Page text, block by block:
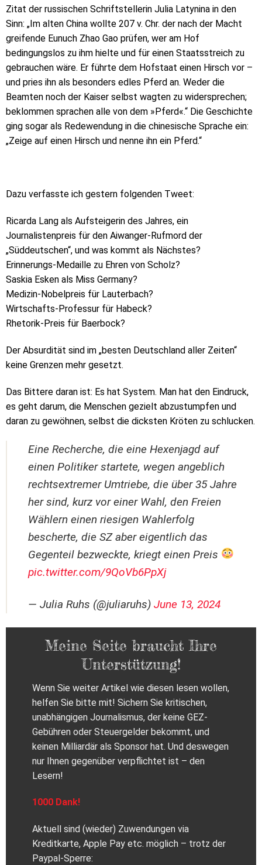
Zitat der russischen Schriftstellerin Julia Latynina in den
Sinn: „Im alten China wollte 207 v. Chr. der nach der Macht
greifende Eunuch Zhao Gao prüfen, wer am Hof
bedingungslos zu ihm hielte und für einen Staatsstreich zu
gebrauchen wäre. Er führte dem Hofstaat einen Hirsch vor –
und pries ihn als besonders edles Pferd an. Weder die
Beamten noch der Kaiser selbst wagten zu widersprechen;
beklommen sprachen alle von dem »Pferd«.“ Die Geschichte
ging sogar als Redewendung in die chinesische Sprache ein:
„Zeige auf einen Hirsch und nenne ihn ein Pferd.“
Dazu verfasste ich gestern folgenden Tweet:
Ricarda Lang als Aufsteigerin des Jahres, ein
Journalistenpreis für den Aiwanger-Rufmord der
„Süddeutschen“, und was kommt als Nächstes?
Erinnerungs-Medaille zu Ehren von Scholz?
Saskia Esken als Miss Germany?
Medizin-Nobelpreis für Lauterbach?
Wirtschafts-Professur für Habeck?
Rhetorik-Preis für Baerbock?
Der Absurdität sind im „besten Deutschland aller Zeiten“
keine Grenzen mehr gesetzt.
Das Bittere daran ist: Es hat System. Man hat den Eindruck,
es geht darum, die Menschen gezielt abzustumpfen und
daran zu gewöhnen, selbst die dicksten Kröten zu schlucken.
Eine Recherche, die eine Hexenjagd auf
einen Politiker startete, wegen angeblich
rechtsextremer Umtriebe, die über 35 Jahre
her sind, kurz vor einer Wahl, den Freien
Wählern einen riesigen Wahlerfolg
bescherte, die SZ aber eigentlich das
Gegenteil bezweckte, kriegt einen Preis
pic.twitter.com/9QoVb6PpXj
— Julia Ruhs (@juliaruhs) June 13, 2024
Meine Seite braucht Ihre
Unterstützung!
Wenn Sie weiter Artikel wie diesen lesen wollen,
helfen Sie bitte mit! Sichern Sie kritischen,
unabhängigen Journalismus, der keine GEZ-
Gebühren oder Steuergelder bekommt, und
keinen Milliardär als Sponsor hat. Und deswegen
nur Ihnen gegenüber verpflichtet ist – den
Lesern!
1000 Dank!
Aktuell sind (wieder) Zuwendungen via
Kreditkarte, Apple Pay etc. möglich – trotz der
Paypal-Sperre: